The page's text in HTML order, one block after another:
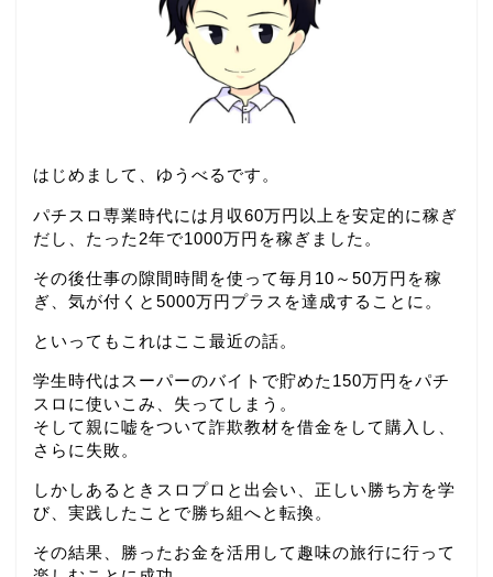
はじめまして、ゆうべるです。
パチスロ専業時代には月収60万円以上を安定的に稼ぎ
だし、たった2年で1000万円を稼ぎました。
その後仕事の隙間時間を使って毎月10～50万円を稼
ぎ、気が付くと5000万円プラスを達成することに。
といってもこれはここ最近の話。
学生時代はスーパーのバイトで貯めた150万円をパチ
スロに使いこみ、失ってしまう。
そして親に嘘をついて詐欺教材を借金をして購入し、
さらに失敗。
しかしあるときスロプロと出会い、正しい勝ち方を学
び、実践したことで勝ち組へと転換。
その結果、勝ったお金を活用して趣味の旅行に行って